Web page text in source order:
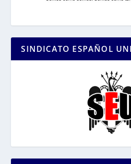
SINDICATO ESPAÑOL